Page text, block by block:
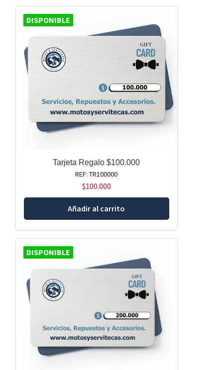
DISPONIBLE
Tarjeta Regalo $100.000
REF: TR100000
$100.000
Añadir al carrito
DISPONIBLE